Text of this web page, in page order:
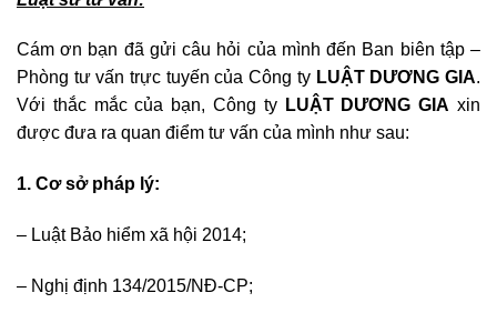
Cám ơn bạn đã gửi câu hỏi của mình đến Ban biên tập –
Phòng tư vấn trực tuyến của Công ty LUẬT DƯƠNG GIA.
Với thắc mắc của bạn, Công ty LUẬT DƯƠNG GIA xin
được đưa ra quan điểm tư vấn của mình như sau:
1. Cơ sở pháp lý:
– Luật Bảo hiểm xã hội 2014;
– Nghị định 134/2015/NĐ-CP;